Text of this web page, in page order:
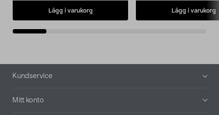
Lägg i varukorg Lägg i varukorg
Sidfot
Kundservice
Mitt konto